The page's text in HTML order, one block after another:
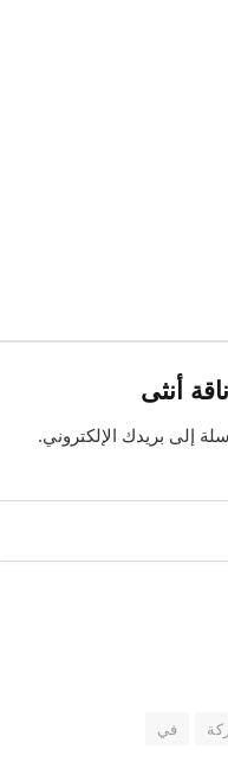
أنثى
إلى بريدك الإلكتروني.
في